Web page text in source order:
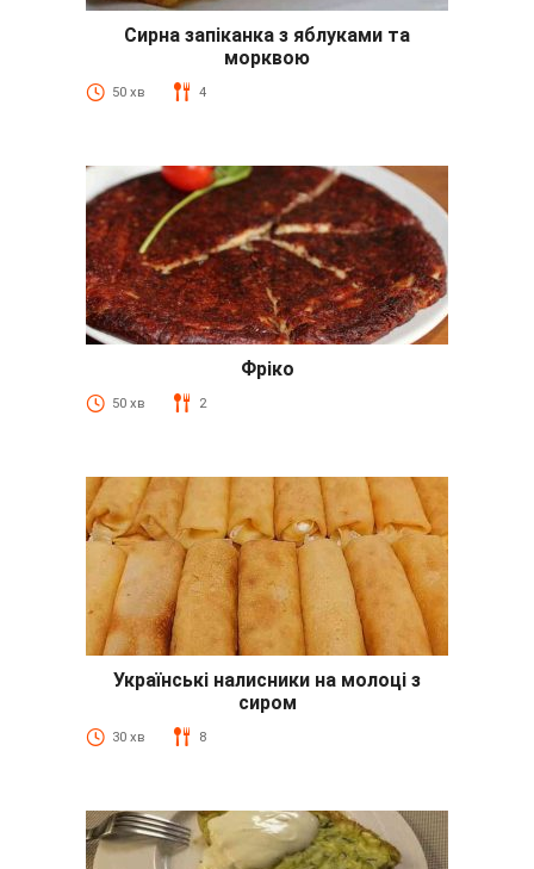
Сирна запіканка з яблуками та
морквою
50 хв 4
Фріко
50 хв 2
Українські налисники на молоці з
сиром
30 хв 8